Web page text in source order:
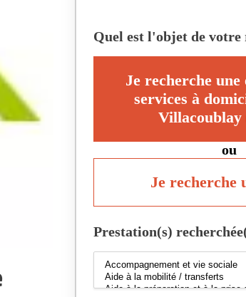
Quel est l'objet de votre
Je recherche
services à
Villacoublay
ou
Je recherche
Prestation(s)